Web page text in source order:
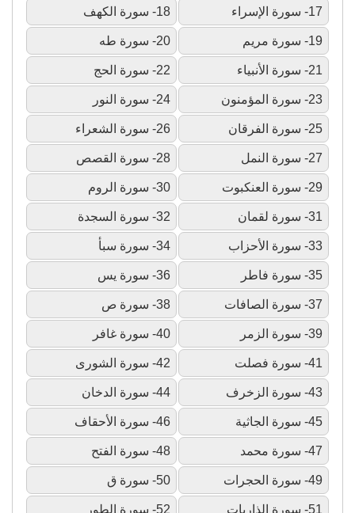
17- سورة الإسراء 18- سورة الكهف
19- سورة مريم 20- سورة طه
21- سورة الأنبياء 22- سورة الحج
23- سورة المؤمنون 24- سورة النور
25- سورة الفرقان 26- سورة الشعراء
27- سورة النمل 28- سورة القصص
29- سورة العنكبوت 30- سورة الروم
31- سورة لقمان 32- سورة السجدة
33- سورة الأحزاب 34- سورة سبأ
35- سورة فاطر 36- سورة يس
37- سورة الصافات 38- سورة ص
39- سورة الزمر 40- سورة غافر
41- سورة فصلت 42- سورة الشورى
43- سورة الزخرف 44- سورة الدخان
45- سورة الجاثية 46- سورة الأحقاف
47- سورة محمد 48- سورة الفتح
49- سورة الحجرات 50- سورة ق
51- سورة الذاريات 52- سورة الطور